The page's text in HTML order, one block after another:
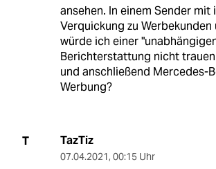
ansehen. In einem Sender mit
Verquickung zu Werbekunden
würde ich einer
Berichterstattung nicht
und anschließend Mercedes-
Werbung?
T TazTiz
07.04.2021, 00:15 Uhr